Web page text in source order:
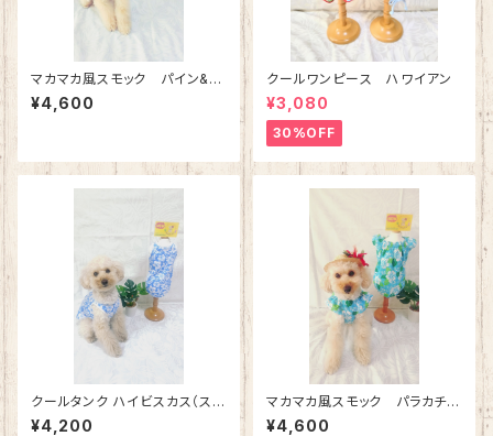
マカマカ風スモック パイン&プ
ルメリア（レッド）
¥4,600
クールワンピース ハワイアン
¥3,080
30%OFF
クールタンク ハイビスカス（スカ
イブルー）
¥4,200
マカマカ風スモック パラカチェ
ック（スカイ）
¥4,600